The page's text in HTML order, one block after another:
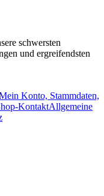
schwersten
und ergreifendsten
Konto, Stammdaten,
KontaktAllgemeine